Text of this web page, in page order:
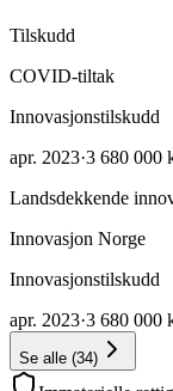
Tilskudd
COVID-tiltak
Innovasjonstilskudd
apr. 2023·3 680 000
Landsdekkende
Innovasjon Norge
Innovasjonstilskudd
apr. 2023·3 680 000
Se alle (34)